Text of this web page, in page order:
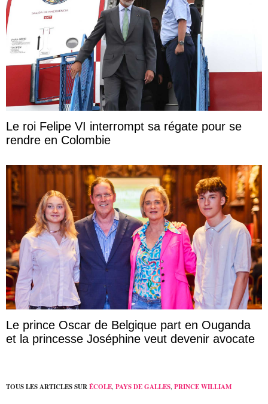
Le roi Felipe VI interrompt sa régate pour se
rendre en Colombie
Le prince Oscar de Belgique part en Ouganda
et la princesse Joséphine veut devenir avocate
TOUS LES ARTICLES SURÉCOLE PAYS DE GALLES PRINCE WILLIAM